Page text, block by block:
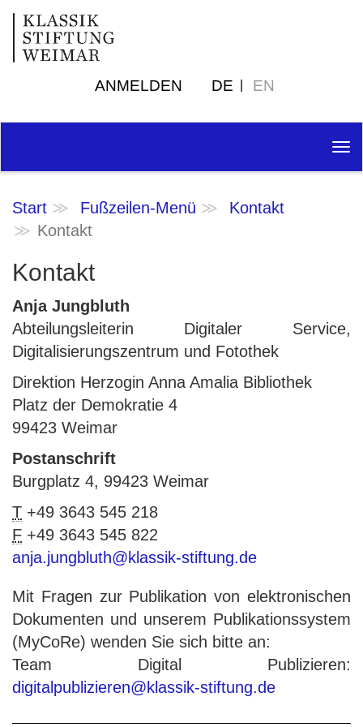
ANMELDEN DE EN
Start Fußzeilen-Menü
Kontakt
Kontakt
Kontakt
Anja Jungbluth
Abteilungsleiterin Digitaler Service,
Digitalisierungszentrum und Fotothek
Direktion Herzogin Anna Amalia Bibliothek
Platz der Demokratie 4
99423 Weimar
Postanschrift
Burgplatz 4, 99423 Weimar
T +49 3643 545 218
F +49 3643 545 822
anja.jungbluth@klassik-stiftung.de
Mit Fragen zur Publikation von elektronischen
Dokumenten und unserem Publikationssystem
(MyCoRe) wenden Sie sich bitte an:
Team Digital Publizieren:
digitalpublizieren@klassik-stiftung.de